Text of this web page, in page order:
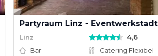
Partyraum Linz - Eventwerkstadt
Linz 4,6
Bar
Catering Flexibel